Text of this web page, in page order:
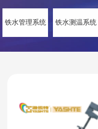
铁水管理系统 铁水测温系统